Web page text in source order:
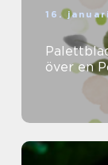
16.
över en